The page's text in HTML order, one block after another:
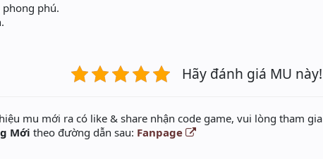
phong phú.
Hãy đánh giá MU này!
mu mới ra có like & share nhận code game, vui lòng tham gia
Mới theo đường dẫn sau: Fanpage